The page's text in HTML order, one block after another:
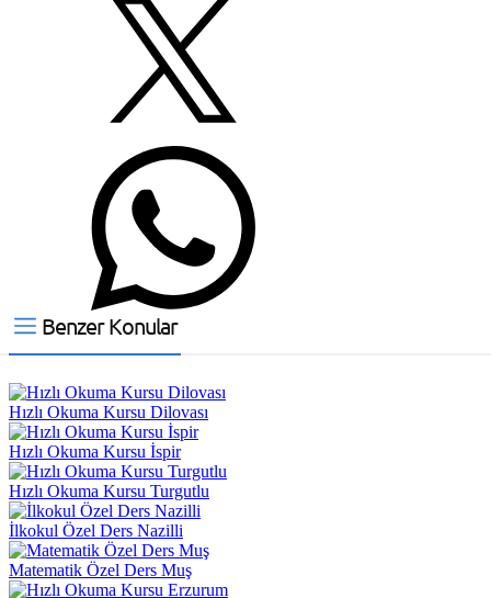
Benzer Konular
Hızlı Okuma Kursu Dilovası
Hızlı Okuma Kursu İspir
Hızlı Okuma Kursu Turgutlu
İlkokul Özel Ders Nazilli
Matematik Özel Ders Muş